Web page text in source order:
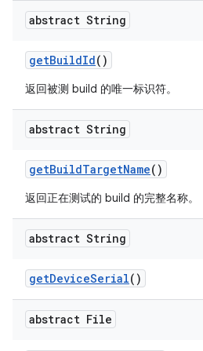
abstract String
getBuildId()
返回被测 build 的唯一标识符。
abstract String
getBuildTargetName()
返回正在测试的 build 的完整名称。
abstract String
getDeviceSerial()
abstract File